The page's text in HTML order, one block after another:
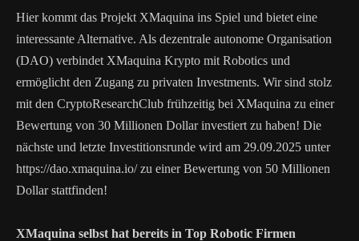
Hier kommt das Projekt XMaquina ins Spiel und bietet eine
interessante Alternative. Als dezentrale autonome Organisation
(DAO) verbindet XMaquina Krypto mit Robotics und
ermöglicht den Zugang zu privaten Investments. Wir sind stolz
mit den CryptoResearchClub frühzeitig bei XMaquina zu einer
Bewertung von 30 Millionen Dollar investiert zu haben! Die
nächste und letzte Investitionsrunde wird am 29.09.2025 unter
https://dao.xmaquina.io/ zu einer Bewertung von 50 Millionen
Dollar stattfinden!
XMaquina selbst hat bereits in Top Robotic Firmen